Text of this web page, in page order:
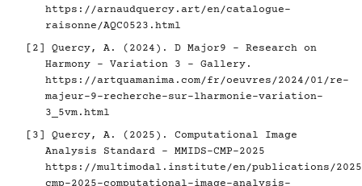
https://arnaudquercy.art/en/catalogue-
raisonne/AQC0523.html
[2] Quercy, A. (2024). D Major9 - Research on
Harmony - Variation 3 - Gallery.
https://artquamanima.com/fr/oeuvres/2024/01/re-
majeur-9-recherche-sur-lharmonie-variation-
3_5vm.html
[3] Quercy, A. (2025). Computational Image
Analysis Standard - MMIDS-CMP-2025
https://multimodal.institute/en/publications/2025/
cmp-2025-computational-image-analysis-